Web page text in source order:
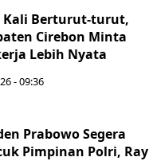
Kali Berturut-turut,
Cirebon Minta
Lebih Nyata
- 09:36
Prabowo Segera
Pimpinan Polri, Ray